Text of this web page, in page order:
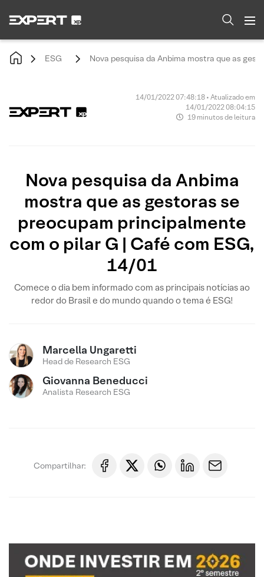
ESG Nova pesquisa da Anbima mostra que as
14/01/2022 07:48:18 • Atualizado em
14/01/2022 08:04:15
19 minutos de leitura
Nova pesquisa da Anbima
mostra que as gestoras se
preocupam principalmente
com o pilar G | Café com ESG,
14/01
Comece o dia bem informado com as principais notícias ao
redor do Brasil e do mundo quando o tema é ESG!
Marcella Ungaretti
Head de Research ESG
Giovanna Beneducci
Analista Research ESG
Compartilhar: